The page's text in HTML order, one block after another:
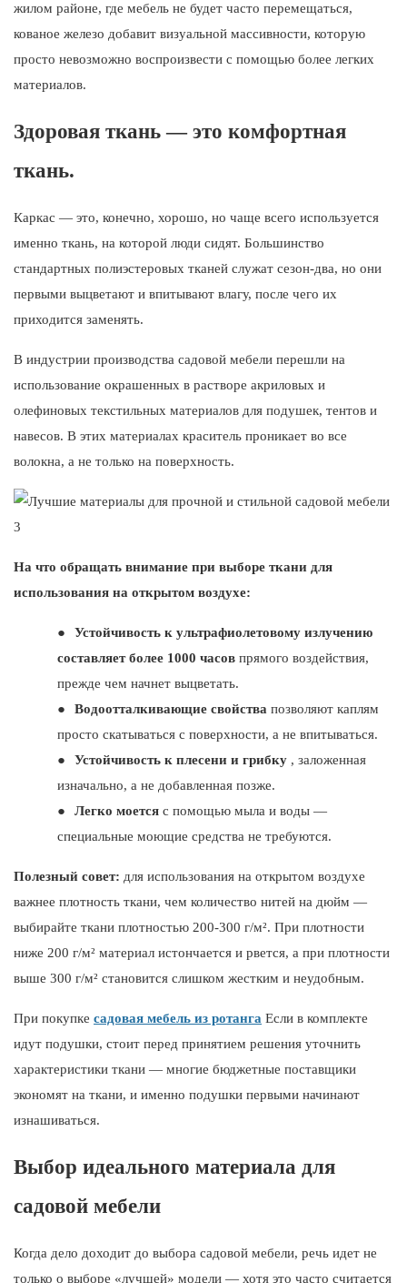
жилом районе, где мебель не будет часто перемещаться,
кованое железо добавит визуальной массивности, которую
просто невозможно воспроизвести с помощью более легких
материалов.
Здоровая ткань — это комфортная
ткань.
Каркас — это, конечно, хорошо, но чаще всего используется
именно ткань, на которой люди сидят. Большинство
стандартных полиэстеровых тканей служат сезон-два, но они
первыми выцветают и впитывают влагу, после чего их
приходится заменять.
В индустрии производства садовой мебели перешли на
использование окрашенных в растворе акриловых и
олефиновых текстильных материалов для подушек, тентов и
навесов. В этих материалах краситель проникает во все
волокна, а не только на поверхность.
На что обращать внимание при выборе ткани для
использования на открытом воздухе:
●
Устойчивость к ультрафиолетовому излучению
составляет более 1000 часов прямого воздействия,
прежде чем начнет выцветать.
●
Водоотталкивающие свойства позволяют каплям
просто скатываться с поверхности, а не впитываться.
●
Устойчивость к плесени и грибку , заложенная
изначально, а не добавленная позже.
●
Легко моется с помощью мыла и воды —
специальные моющие средства не требуются.
Полезный совет: для использования на открытом воздухе
важнее плотность ткани, чем количество нитей на дюйм —
выбирайте ткани плотностью 200-300 г/м². При плотности
ниже 200 г/м² материал истончается и рвется, а при плотности
выше 300 г/м² становится слишком жестким и неудобным.
При покупке садовая мебель из ротанга Если в комплекте
идут подушки, стоит перед принятием решения уточнить
характеристики ткани — многие бюджетные поставщики
экономят на ткани, и именно подушки первыми начинают
изнашиваться.
Выбор идеального материала для
садовой мебели
Когда дело доходит до выбора садовой мебели, речь идет не
только о выборе «лучшей» модели — хотя это часто считается